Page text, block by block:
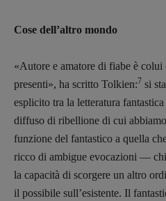
Cose dell’altro mondo
«Autore e amatore di fiabe è
presenti», ha scritto Tolkien:7 si
esplicito tra la letteratura
diffuso di ribellione di cui
funzione del fantastico a quella
ricco di ambigue evocazioni —
la capacità di scorgere un altro
il possibile sull’esistente. Il